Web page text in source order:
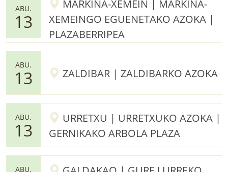
ABU.
13
MARKINA-XEMEIN | MARKINA-
XEMEINGO EGUENETAKO AZOKA |
PLAZABERRIPEA
ABU.
13 ZALDIBAR | ZALDIBARKO AZOKA
ABU.
13
URRETXU | URRETXUKO AZOKA |
GERNIKAKO ARBOLA PLAZA
ABU.